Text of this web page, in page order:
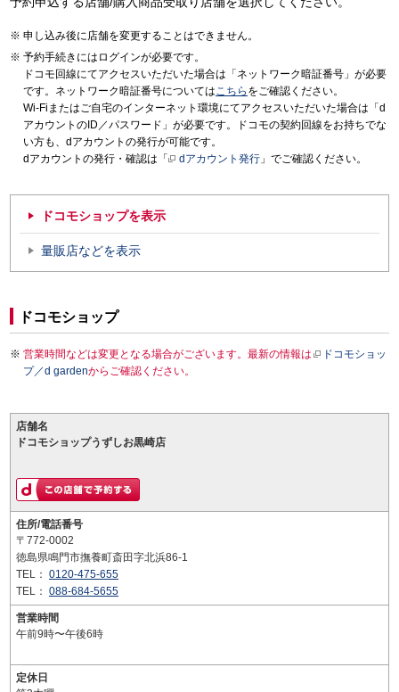
申し込み後に店舗を変更することはできません。
予約手続きにはログインが必要です。
ドコモ回線にてアクセスいただいた場合は「ネットワーク暗証番号」が必要
です。ネットワーク暗証番号についてはこちら をご確認ください。
Wi-Fiまたはご自宅のインターネット環境にてアクセスいただいた場合は「d
アカウントのID／パスワード」が必要です。ドコモの契約回線をお持ちでな
い方も、dアカウントの発行が可能です。
dアカウントの発行・確認は「
dアカウント発行 」でご確認ください。
ドコモショップを表示
量販店などを表示
ドコモショップ
営業時間などは変更となる場合がございます。最新の情報は
ドコモショッ
プ／d gardenからご確認ください。
店舗名
ドコモショップうずしお黒崎店
住所/電話番号
〒772-0002
徳島県鳴門市撫養町斎田字北浜86-1
TEL： 0120-475-655
TEL： 088-684-5655
営業時間
午前9時〜午後6時
定休日